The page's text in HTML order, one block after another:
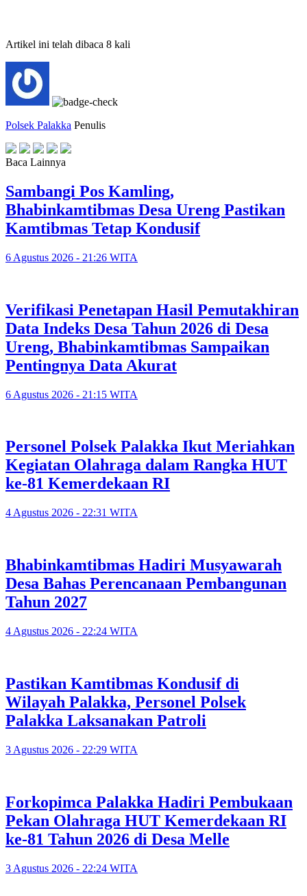
Artikel ini telah dibaca 8 kali
Polsek Palakka Penulis
Baca Lainnya
Sambangi Pos Kamling,
Bhabinkamtibmas Desa Ureng Pastikan
Kamtibmas Tetap Kondusif
6 Agustus 2026 - 21:26 WITA
Verifikasi Penetapan Hasil Pemutakhiran
Data Indeks Desa Tahun 2026 di Desa
Ureng, Bhabinkamtibmas Sampaikan
Pentingnya Data Akurat
6 Agustus 2026 - 21:15 WITA
Personel Polsek Palakka Ikut Meriahkan
Kegiatan Olahraga dalam Rangka HUT
ke-81 Kemerdekaan RI
4 Agustus 2026 - 22:31 WITA
Bhabinkamtibmas Hadiri Musyawarah
Desa Bahas Perencanaan Pembangunan
Tahun 2027
4 Agustus 2026 - 22:24 WITA
Pastikan Kamtibmas Kondusif di
Wilayah Palakka, Personel Polsek
Palakka Laksanakan Patroli
3 Agustus 2026 - 22:29 WITA
Forkopimca Palakka Hadiri Pembukaan
Pekan Olahraga HUT Kemerdekaan RI
ke-81 Tahun 2026 di Desa Melle
3 Agustus 2026 - 22:24 WITA